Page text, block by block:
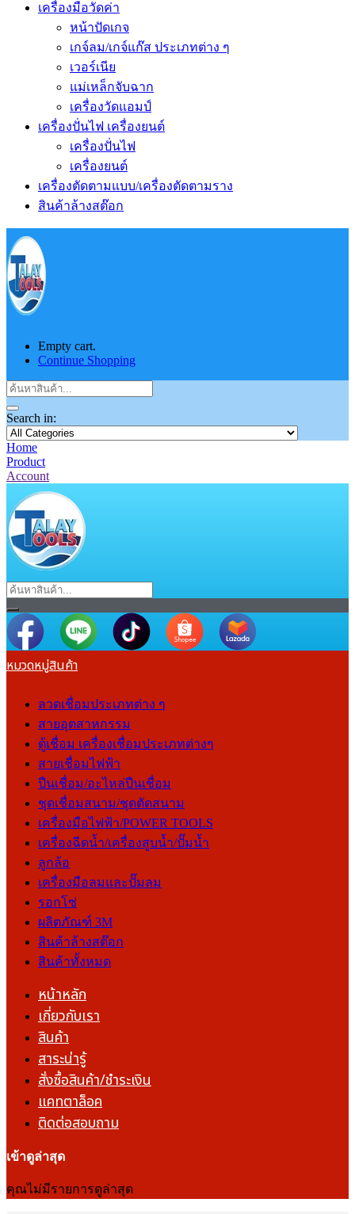
เครื่องมือวัดค่า
หน้าปัดเกจ
เกจ์ลม/เกจ์แก๊ส ประเภทต่าง ๆ
เวอร์เนีย
แม่เหล็กจับฉาก
เครื่องวัดแอมป์
เครื่องปั่นไฟ เครื่องยนต์
เครื่องปั่นไฟ
เครื่องยนต์
เครื่องตัดตามแบบ/เครื่องตัดตามราง
สินค้าล้างสต๊อก
Empty cart.
Continue Shopping
Search in:
Home
Product
Account
หมวดหมู่สินค้า
ลวดเชื่อมประเภทต่าง ๆ
สายอุตสาหกรรม
ตู้เชื่อม เครื่องเชื่อมประเภทต่างๆ
สายเชื่อมไฟฟ้า
ปืนเชื่อม/อะไหล่ปืนเชื่อม
ชุดเชื่อมสนาม/ชุดตัดสนาม
เครื่องมือไฟฟ้า/POWER TOOLS
เครื่องฉีดน้ำ/เครื่องสูบน้ำ/ปั๊มน้ำ
ลูกล้อ
เครื่องมือลมและปั๊มลม
รอกโซ่
ผลิตภัณฑ์ 3M
สินค้าล้างสต๊อก
สินค้าทั้งหมด
หน้าหลัก
เกี่ยวกับเรา
สินค้า
สาระน่ารู้
สั่งซื้อสินค้า/ชำระเงิน
แคทตาล็อค
ติดต่อสอบถาม
เข้าดูล่าสุด
คุณไม่มีรายการดูล่าสุด